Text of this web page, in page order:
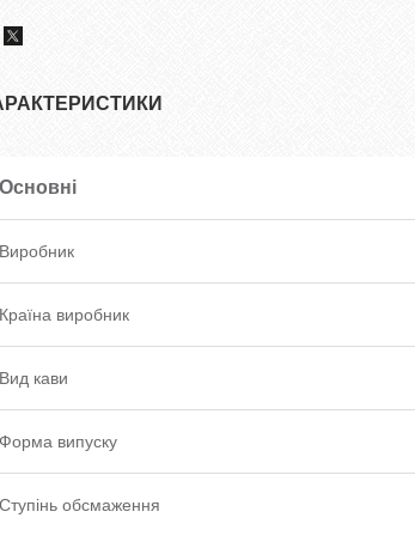
Основні
Виробник
Країна виробник
Вид кави
Форма випуску
Ступінь обсмаження